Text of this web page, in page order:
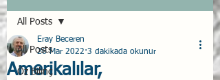
All Posts
Öz Bilinç
All Posts
Amerikalılar,
Eray Beceren
26 Mar 2022 3 dakikada okunur